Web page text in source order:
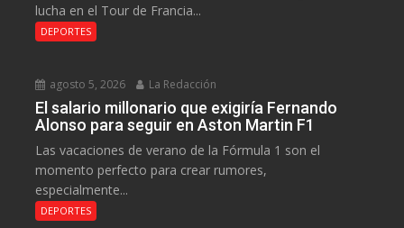
lucha en el Tour de Francia...
DEPORTES
agosto 5, 2026 La Redacción
El salario millonario que exigiría Fernando
Alonso para seguir en Aston Martin F1
Las vacaciones de verano de la Fórmula 1 son el
momento perfecto para crear rumores,
especialmente...
DEPORTES